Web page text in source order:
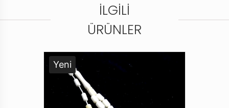
Sıralı Sistem Kamçı
Günlük Kullanıma Uygundur
Tesbihi Çekme Özelliği
Çiftli ve Tekli Çekime Uygun
Paketleme ve Gönderim
Karton Taşıma Çantası
İLGILI
ÜRÜNLER
Yeni